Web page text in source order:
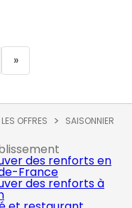
»
OFFRES SAISONNIER
des renforts en
France
des renforts à